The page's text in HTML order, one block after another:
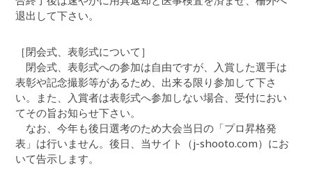
退出して下さい。
［閉会式、表彰式について］
閉会式、表彰式への参加は自由ですが、入賞した選手は
表彰や記念撮影等があるため、出来る限り参加して下さ
い。また、入賞者は表彰式へ参加しない場合、受付におい
てその旨お知らせ下さい。
なお、今年も後日選考のため大会当日の「プロ昇格発
表」は行いません。後日、当サイト（j-shooto.com）にお
いて告示します。